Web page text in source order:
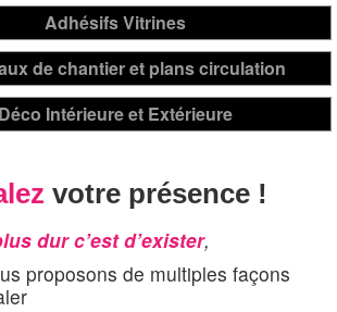
votre présence !
dur c’est d’exister,
proposons de multiples façons